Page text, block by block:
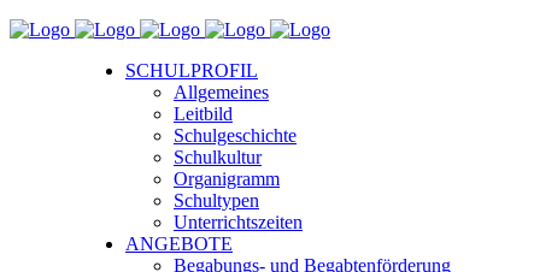
SCHULPROFIL
Allgemeines
Leitbild
Schulgeschichte
Schulkultur
Organigramm
Schultypen
Unterrichtszeiten
ANGEBOTE
Begabungs- und Begabtenförderung